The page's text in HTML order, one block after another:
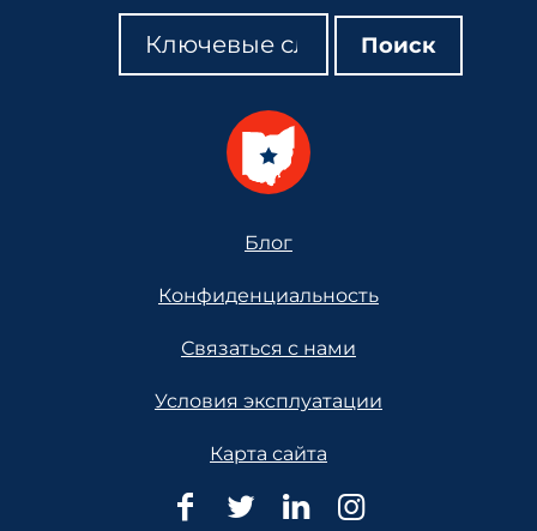
Поиск
Поиск Поиск
Блог
Конфиденциальность
Связаться с нами
Условия эксплуатации
Карта сайта
Юридическая
Юридическая
Юридическая